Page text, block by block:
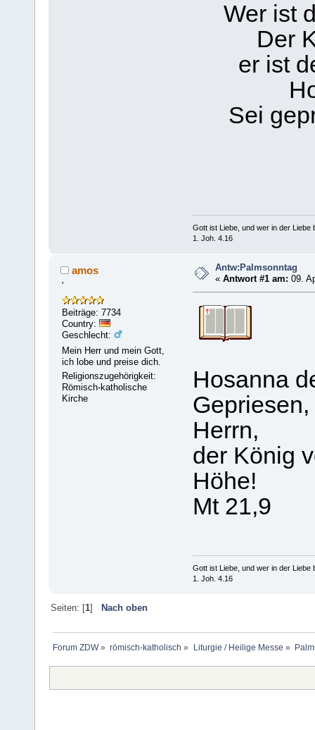
Wer ist
Der
er ist
Sei
Gott ist Liebe, und wer in der Liebe
1. Joh. 4.16
amos
'
Beiträge: 7734
Country:
Geschlecht:
Mein Herr und mein Gott,
ich lobe und preise dich.
Religionszugehörigkeit:
Römisch-katholische
Kirche
Antw:Palmsonntag
«Antwort #1 am: 09.
Hosanna
Herrn,
der König
Höhe!
Mt 21,9
Gott ist Liebe, und wer in der Liebe
1. Joh. 4.16
Seiten: [1] Nach oben
Forum ZDW» römisch-katholisch » Liturgie / Heilige Messe »